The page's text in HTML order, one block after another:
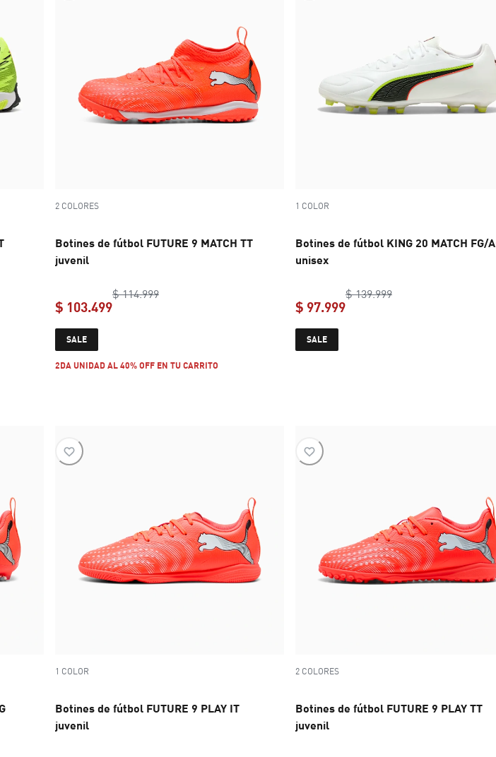
2 COLORES
Botines de fútbol FUTURE 9 MATCH TT
juvenil
$ 114.999original price $ 114.999
$ 103.499
SALE
2DA UNIDAD AL 40% OFF EN TU CARRITO
1 COLOR
Botines de fútbol KING 20 MATCH FG/
unisex
$ 139.999original price $
$ 97.999
SALE
1 COLOR
Botines de fútbol FUTURE 9 PLAY IT
juvenil
2 COLORES
Botines de fútbol FUTURE 9 PLAY TT
juvenil